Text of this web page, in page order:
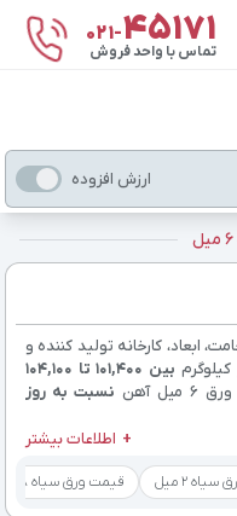
021-۴۵۱۷۱
تماس با واحد فروش
ارزش افزوده
ابعاد، کارخانه تولید کننده و
بین 101,400 تا 104,100
آهن
نسبت به روز
اطلاعات بیشتر
2 میل قیمت ورق سیاه 8 میل